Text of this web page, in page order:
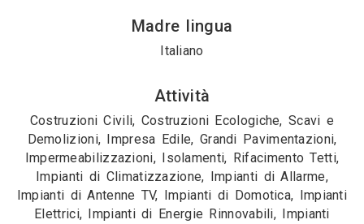
Madre lingua
Italiano
Attività
Costruzioni Civili, Costruzioni Ecologiche, Scavi e
Demolizioni, Impresa Edile, Grandi Pavimentazioni,
Impermeabilizzazioni, Isolamenti, Rifacimento Tetti,
Impianti di Climatizzazione, Impianti di Allarme,
Impianti di Antenne TV, Impianti di Domotica, Impianti
Elettrici, Impianti di Energie Rinnovabili, Impianti